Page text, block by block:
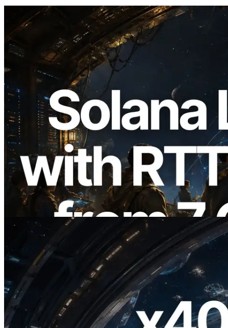
2026.08.05
ERPC 擴展 Solana Leader Slot API：新
增全球 7 個區域的 Ping 測量 —
Validators Information API 同步上線